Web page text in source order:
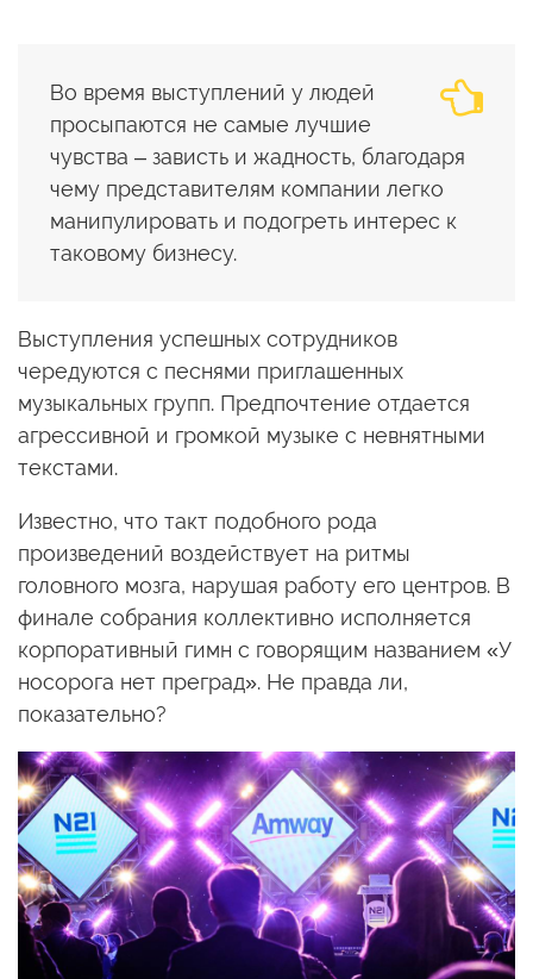
Во время выступлений у людей
просыпаются не самые лучшие
чувства – зависть и жадность, благодаря
чему представителям компании легко
манипулировать и подогреть интерес к
таковому бизнесу.
Выступления успешных сотрудников
чередуются с песнями приглашенных
музыкальных групп. Предпочтение отдается
агрессивной и громкой музыке с невнятными
текстами.
Известно, что такт подобного рода
произведений воздействует на ритмы
головного мозга, нарушая работу его центров. В
финале собрания коллективно исполняется
корпоративный гимн с говорящим названием «У
носорога нет преград». Не правда ли,
показательно?